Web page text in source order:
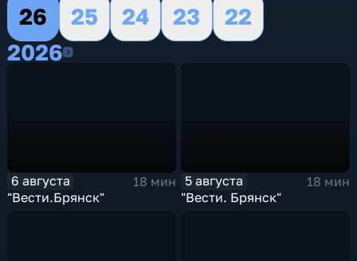
26
25 24 23
22
20262026
6 августа
18 мин
"Вести.Брянск"
5 августа
18 мин
"Вести. Брянск"